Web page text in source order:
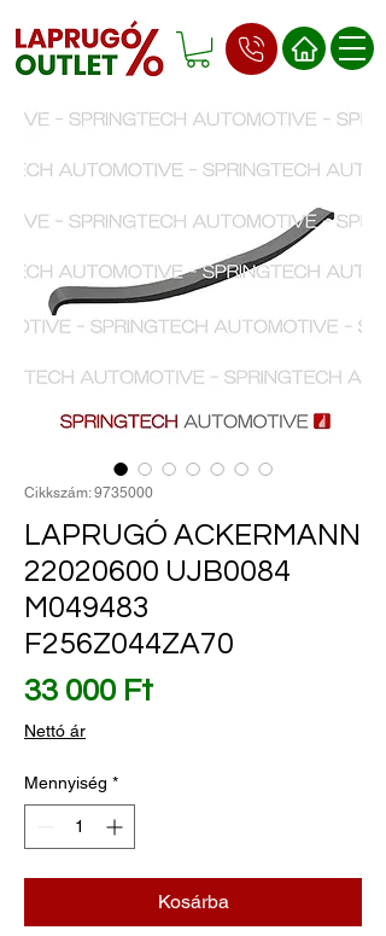
Cikkszám: 9735000
LAPRUGÓ ACKERMANN
22020600 UJB0084
M049483
F256Z044ZA70
33 000 FtÁr
Nettó ár
Mennyiség *
Kosárba